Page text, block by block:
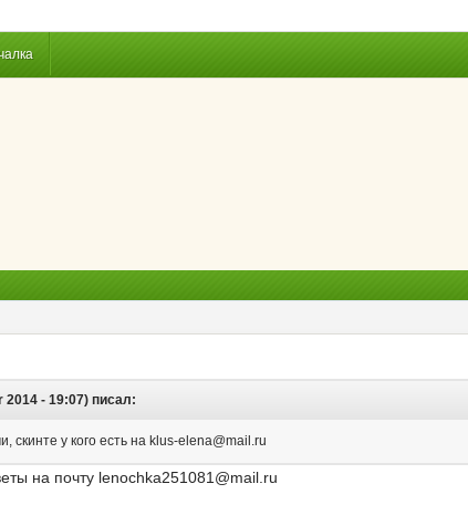
- 19:07) писал:
скинте у кого есть на klus-elena@mail.ru
на почту lenochka251081@mail.ru